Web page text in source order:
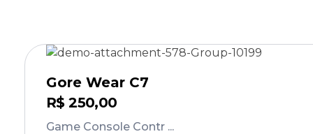
Gore Wear C7
R$250,00
Game Console Contr ...